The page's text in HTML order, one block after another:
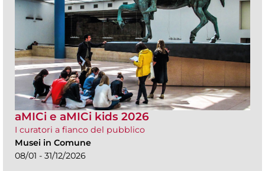
aMICi e aMICi kids 2026
I curatori a fianco del pubblico
Musei in Comune
08/01 - 31/12/2026